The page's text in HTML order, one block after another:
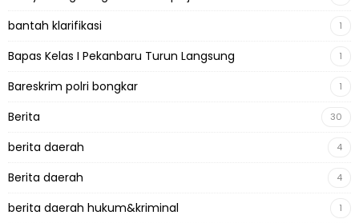
bantah klarifikasi 1
Bapas Kelas I Pekanbaru Turun Langsung 1
Bareskrim polri bongkar 1
Berita 30
berita daerah 4
Berita daerah 4
berita daerah hukum&kriminal 1